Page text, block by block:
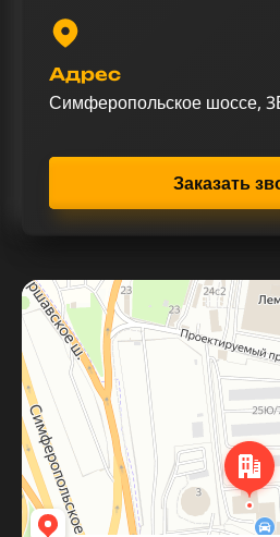
Адрес
Симферопольское шоссе,
Заказать